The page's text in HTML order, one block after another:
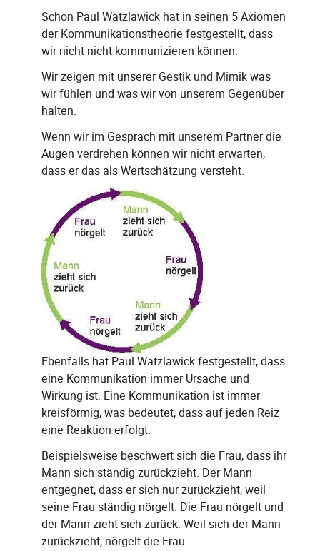
Schon Paul Watzlawick hat in seinen 5 Axiomen
der Kommunikationstheorie festgestellt, dass
wir nicht nicht kommunizieren können.
Wir zeigen mit unserer Gestik und Mimik was
wir fühlen und was wir von unserem Gegenüber
halten.
Wenn wir im Gespräch mit unserem Partner die
Augen verdrehen können wir nicht erwarten,
dass er das als Wertschätzung versteht.
Ebenfalls hat Paul Watzlawick festgestellt, dass
eine Kommunikation immer Ursache und
Wirkung ist. Eine Kommunikation ist immer
kreisförmig, was bedeutet, dass auf jeden Reiz
eine Reaktion erfolgt.
Beispielsweise beschwert sich die Frau, dass ihr
Mann sich ständig zurückzieht. Der Mann
entgegnet, dass er sich nur zurückzieht, weil
seine Frau ständig nörgelt. Die Frau nörgelt und
der Mann zieht sich zurück. Weil sich der Mann
zurückzieht, nörgelt die Frau.